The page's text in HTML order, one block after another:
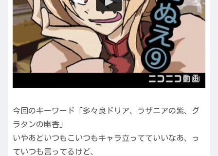
今回のキーワード「多々良ドリア、ラザニアの紫、グ
ラタンの幽香」
いやあどいつもこいつもキャラ立ってていいなあ、っ
ていつも言ってるけど、